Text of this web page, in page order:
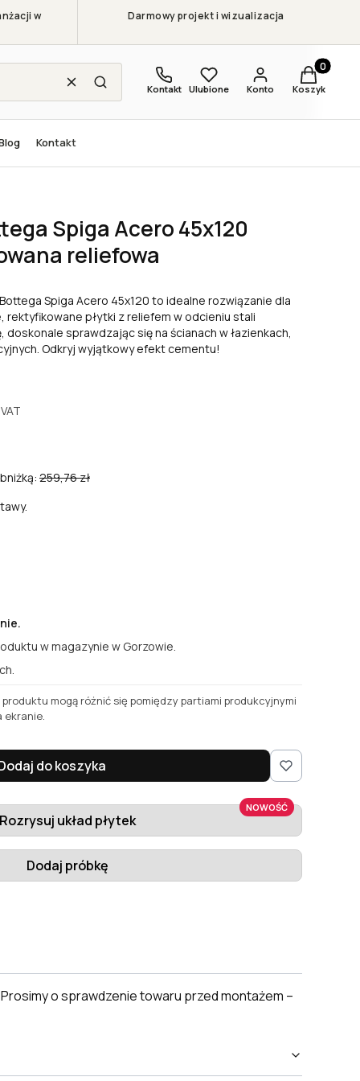
w
Darmowy projekt i wizualizacja
Wyczyść
Szukaj
Kontakt Ulubione Konto
Produkty
Koszyk
Kontakt
reliefowa
Spiga Acero 45x120
reliefowa
Spiga Acero 45x120 to idealne rozwiązanie dla
płytki z reliefem w odcieniu stali
sprawdzając się na ścianach w łazienkach,
Odkryj wyjątkowy efekt cementu!
VAT
259,76 zł
w magazynie w Gorzowie.
mogą różnić się pomiędzy partiami produkcyjnymi
ekranie.
do koszyka
NOWOŚĆ
Rozrysuj układ płytek
Dodaj próbkę
Prosimy o sprawdzenie towaru przed montażem –